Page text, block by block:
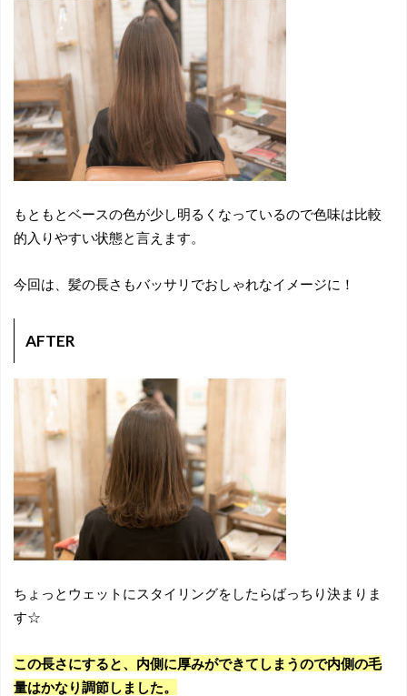
もともとベースの色が少し明るくなっているので色味は比較
的入りやすい状態と言えます。
今回は、髪の長さもバッサリでおしゃれなイメージに！
AFTER
ちょっとウェットにスタイリングをしたらばっちり決まりま
す☆
この長さにすると、内側に厚みができてしまうので内側の毛
量はかなり調節しました。